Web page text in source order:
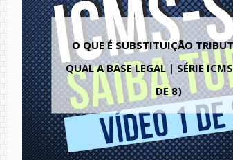
E
ST (#1
CURSO EFD
REGISTRO
APURAÇÃO